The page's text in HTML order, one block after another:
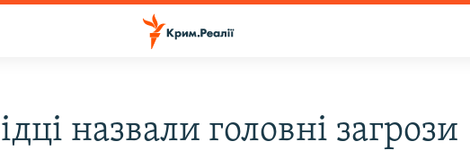
назвали головні загрози